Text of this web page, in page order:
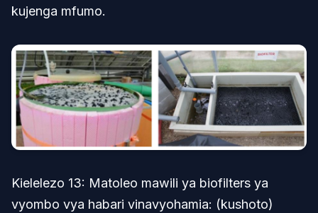
kujenga mfumo.
Kielelezo 13: Matoleo mawili ya biofilters ya
vyombo vya habari vinavyohamia: (kushoto)